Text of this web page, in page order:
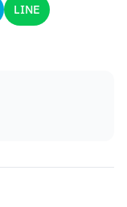
LINE